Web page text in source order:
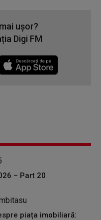
ușor?
Digi FM
– Part 20
piața imobiliară: